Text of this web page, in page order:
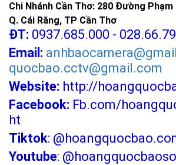
Chi Nhánh Cần Thơ: 280 Đường Phạm
Q. Cái Răng, TP Cần Thơ
ĐT: 0937.685.000 -
Email:
quocbao.cctv@gmail.com
Website: http://
Facebook: Fb.com/
ht
Tiktok:
Youtube: